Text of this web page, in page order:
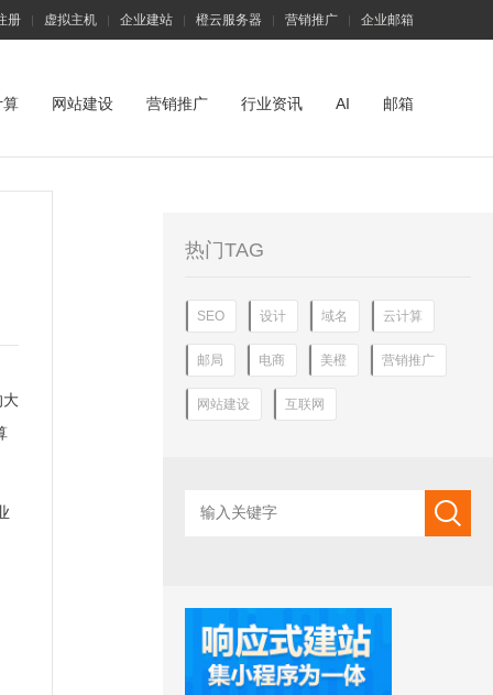
册 | 虚拟主机 | 企业建站 | 橙云服务器 | 营销推广 | 企业邮箱
算 网站建设 营销推广 行业资讯 AI 邮箱
大
热门TAG
SEO 设计 域名 云计算
邮局 电商 美橙 营销推广
网站建设 互联网